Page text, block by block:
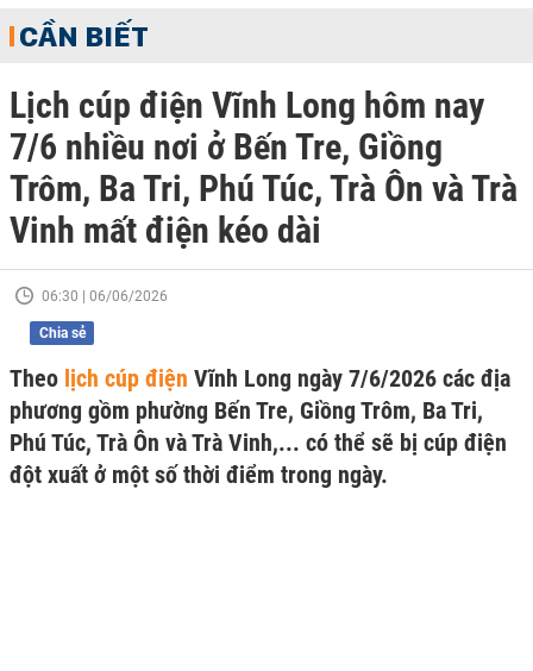
CẦN BIẾT
Lịch cúp điện Vĩnh Long hôm nay
7/6 nhiều nơi ở Bến Tre, Giồng
Trôm, Ba Tri, Phú Túc, Trà Ôn và Trà
Vinh mất điện kéo dài
06:30 | 06/06/2026
Chia sẻ
Theo lịch cúp điện Vĩnh Long ngày 7/6/2026 các địa
phương gồm phường Bến Tre, Giồng Trôm, Ba Tri,
Phú Túc, Trà Ôn và Trà Vinh,... có thể sẽ bị cúp điện
đột xuất ở một số thời điểm trong ngày.